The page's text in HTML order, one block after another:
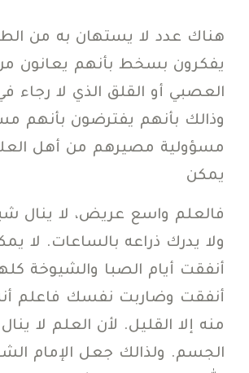
هناك عدد لا يستهان به من
يفكرون بسخط بأنهم يعانون من
العصبي أو القلق الذي لا رجاء
وذالك بأنهم يفترضون بأنهم
مسؤولية مصيرهم من أهل
يمكن
فالعلم واسع عريض، لا ينال
ولا يدرك ذراعه بالساعات. لا
أنفقت أيام الصبا والشيوخة
أنفقت وضاربت نفسك فاعلم
منه إلا القليل. لأن العلم لا
الجسم. ولذالك جعل الإمام